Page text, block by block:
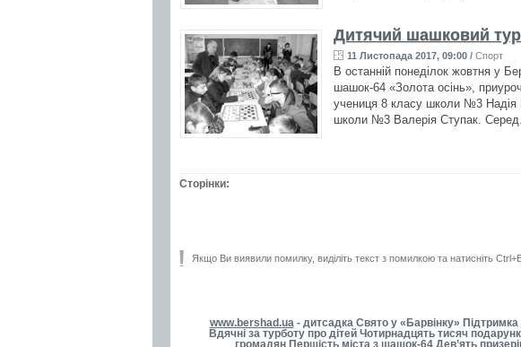
Дитячий шашковий
11 Листопада 2017, 09:00 / Спорт
В останній понеділок жовтня у
шашок-64 «Золота осінь»,
учениця 8 класу школи №3
школи №3 Валерія Ступак.
Сторінки:
Якщо Ви виявили помилку, виділіть текст з помилкою та натисніть
www.bershad.ua - дитсадка Свято у «Барвінку» Підтримка
Вдячні за турботу про дітей Чотирнадцять тисяч
громадян Першість міста з шашок-64 Дев’ять